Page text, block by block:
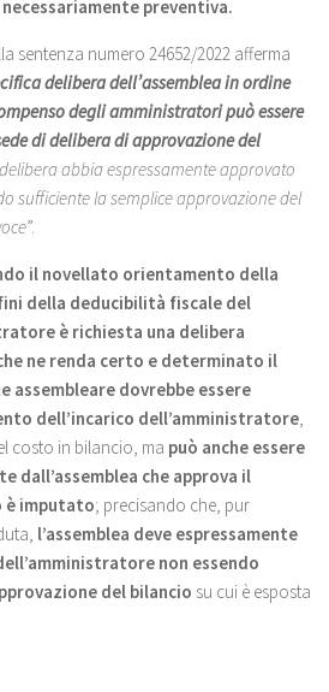
preventiva.
sentenza numero 24652/2022 afferma
delibera dell’assemblea in ordine
degli amministratori può essere
di delibera di approvazione del
abbia espressamente approvato
sufficiente la semplice approvazione del
”.
il novellato orientamento della
della deducibilità fiscale del
è richiesta una delibera
ne renda certo e determinato il
assembleare dovrebbe essere
dell’incarico dell’amministratore,
costo in bilancio, ma può anche essere
che approva il
è imputato; precisando che, pur
l’assemblea deve espressamente
non essendo
del bilancio su cui è esposta